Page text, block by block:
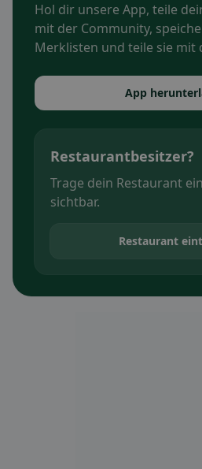
Hol dir unsere App, teile
mit der Community,
Merklisten und teile sie mit
App
Restaurantbesitzer?
Trage dein Restaurant
sichtbar.
Restaurant